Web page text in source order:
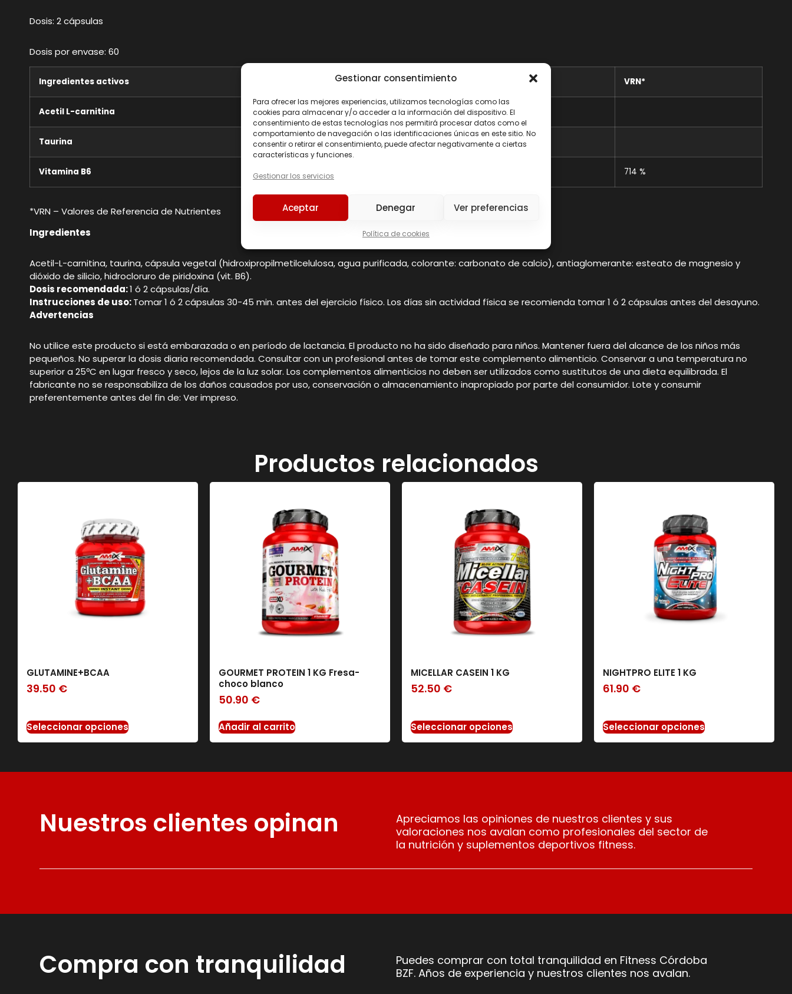
Gestionar consentimiento
Para ofrecer las mejores experiencias, utilizamos tecnologías como las
cookies para almacenar y/o acceder a la información del dispositivo. El
consentimiento de estas tecnologías nos permitirá procesar datos como el
comportamiento de navegación o las identificaciones únicas en este sitio. No
consentir o retirar el consentimiento, puede afectar negativamente a ciertas
características y funciones.
Gestionar los servicios
Aceptar Denegar Ver preferencias
Política de cookies
Dosis: 2 cápsulas
Dosis por envase: 60
Ingredientes activos VRN*
Acetil L-carnitina 1000 mg
Taurina 500 mg
Vitamina B6 714 %
*VRN – Valores de Referencia de Nutrientes
Ingredientes
Acetil-L-carnitina, taurina, cápsula vegetal (hidroxipropilmetilcelulosa, agua purificada, colorante: carbonato de calcio), antiaglomerante: esteato de magnesio y
dióxido de silicio, hidrocloruro de piridoxina (vit. B6).
Dosis recomendada:1 ó 2 cápsulas/día.
Instrucciones de uso:Tomar 1 ó 2 cápsulas 30-45 min. antes del ejercicio físico. Los días sin actividad física se recomienda tomar 1 ó 2 cápsulas antes del desayuno.
Advertencias
No utilice este producto si está embarazada o en período de lactancia. El producto no ha sido diseñado para niños. Mantener fuera del alcance de los niños más
pequeños. No superar la dosis diaria recomendada. Consultar con un profesional antes de tomar este complemento alimenticio. Conservar a una temperatura no
superior a 25ºC en lugar fresco y seco, lejos de la luz solar. Los complementos alimenticios no deben ser utilizados como sustitutos de una dieta equilibrada. El
fabricante no se responsabiliza de los daños causados por uso, conservación o almacenamiento inapropiado por parte del consumidor. Lote y consumir
preferentemente antes del fin de: Ver impreso.
Productos relacionados
GLUTAMINE+BCAA
39.50 €
Seleccionar opciones
GOURMET PROTEIN 1 KG Fresa-
choco blanco
50.90 €
Añadir al carrito
MICELLAR CASEIN 1 KG
52.50 €
Seleccionar opciones
NIGHTPRO ELITE 1 KG
61.90 €
Seleccionar opciones
Nuestros clientes opinan
Apreciamos las opiniones de nuestros clientes y sus
valoraciones nos avalan como profesionales del sector de
la nutrición y suplementos deportivos fitness.
Compra con tranquilidad
Puedes comprar con total tranquilidad en Fitness Córdoba
BZF. Años de experiencia y nuestros clientes nos avalan.